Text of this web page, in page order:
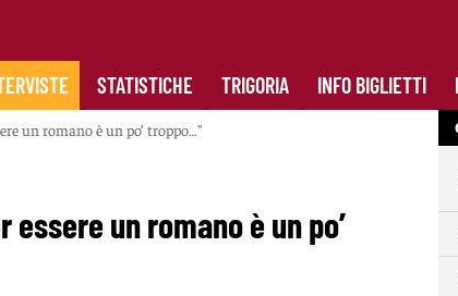
STATISTICHE TRIGORIA INFO BIGLIETTI
un romano è un po’ troppo…”
un romano è un po’